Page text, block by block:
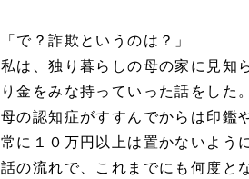
「で？詐欺というのは？」
私は、独り暮らしの母の家に見知
り金をみな持っていった話をした。
母の認知症がすすんでからは印鑑
常に１０万円以上は置かないよう
話の流れで、これまでにも何度と